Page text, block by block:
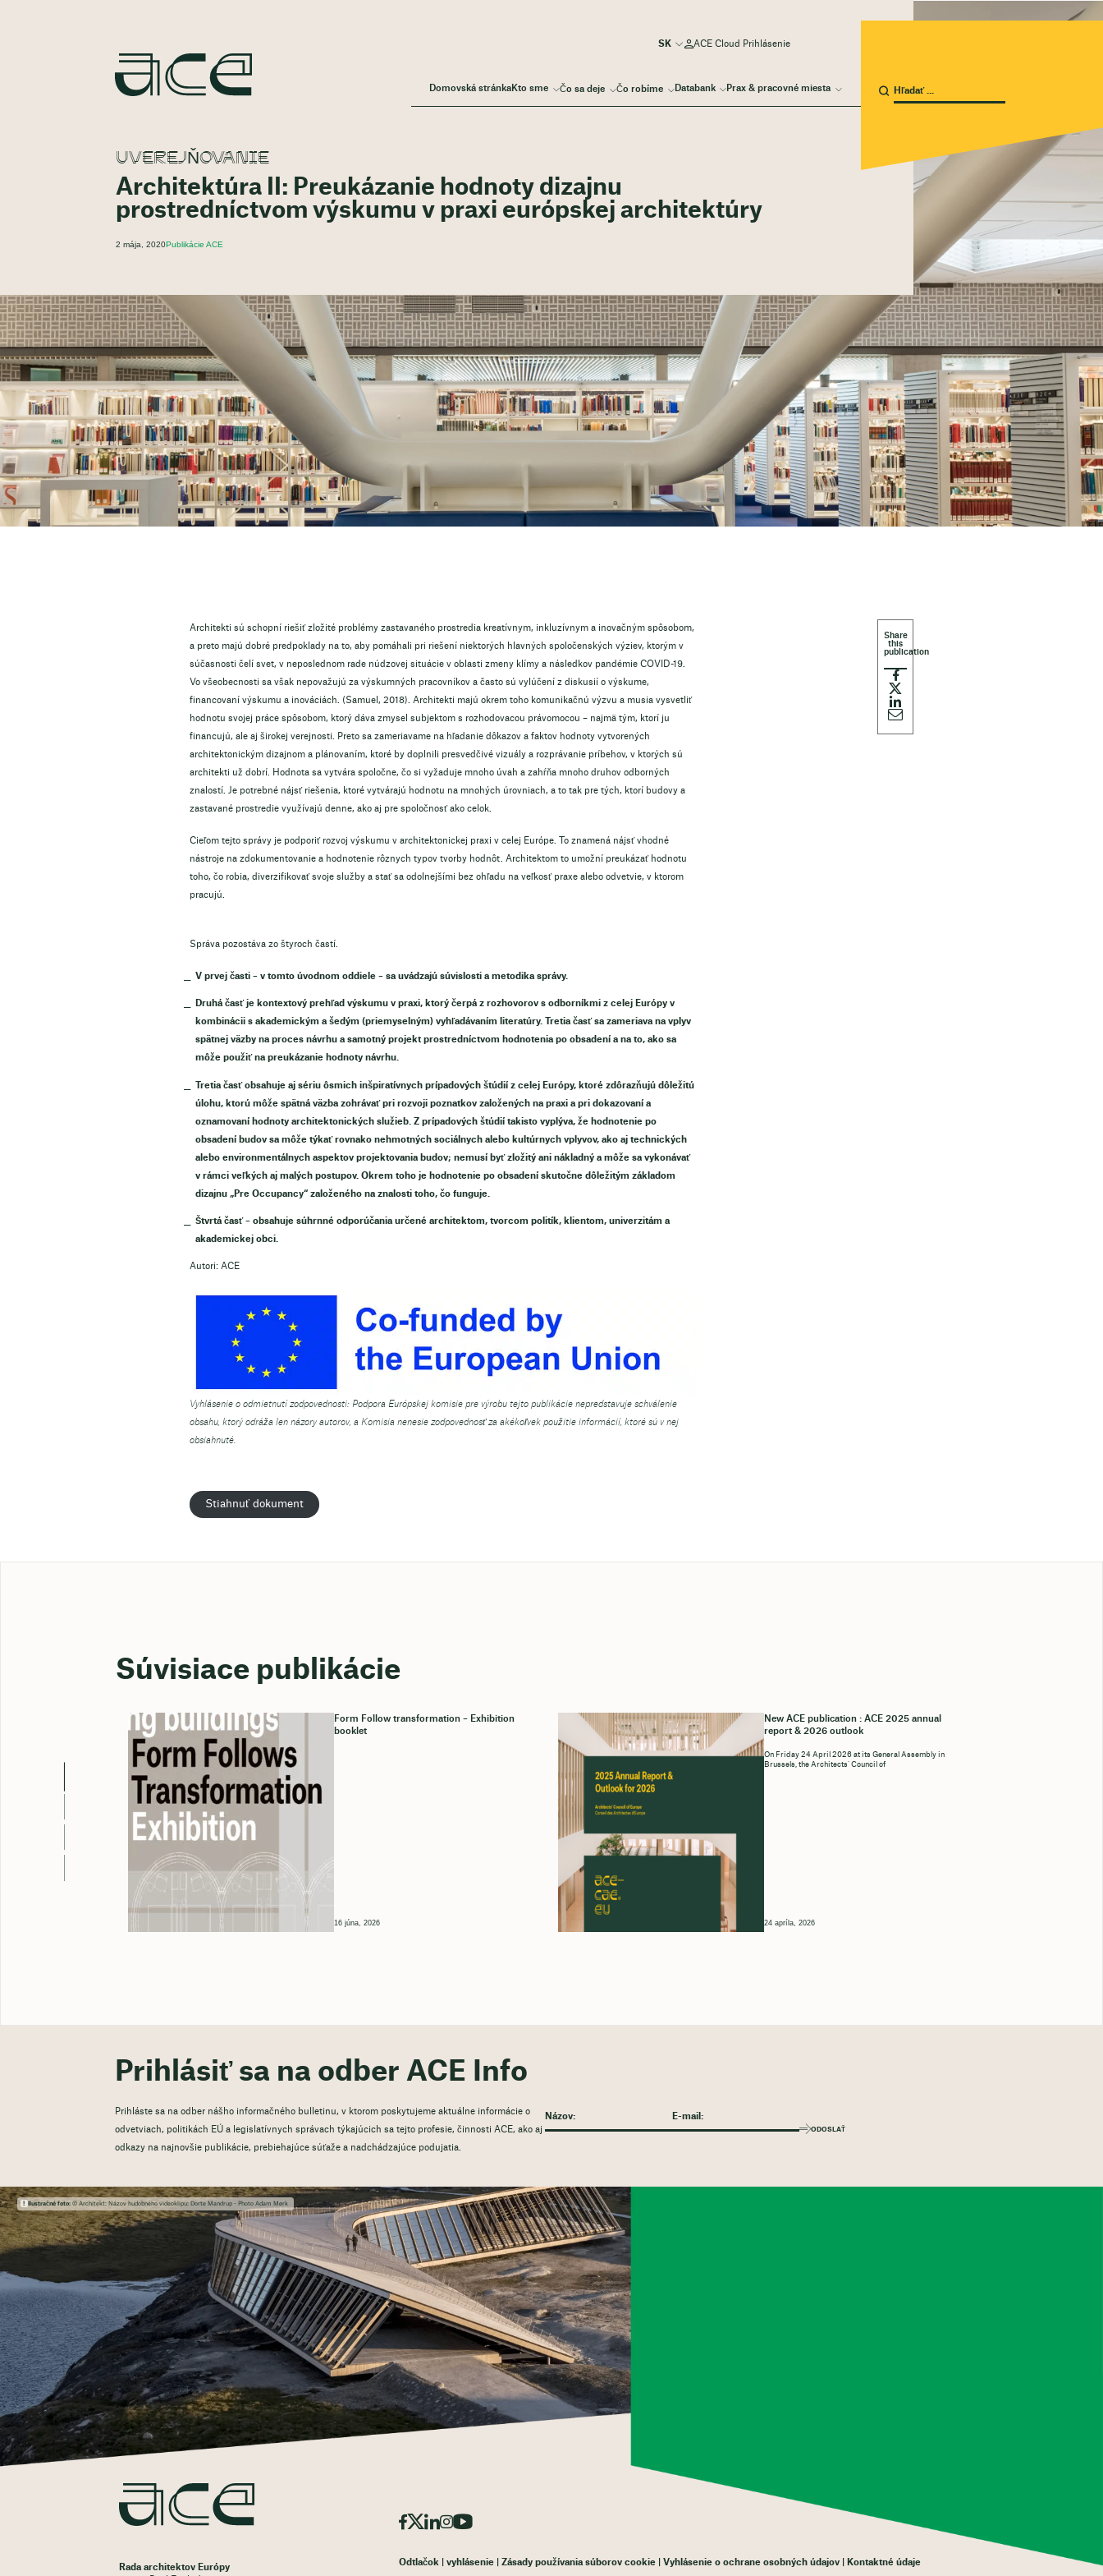
Domovská stránkaKto sme Čo sa deje Čo robíme Databank Prax & pracovné miesta
ACE Cloud Prihlásenie
UVEREJŇOVANIE
Architektúra II: Preukázanie hodnoty dizajnu
prostredníctvom výskumu v praxi európskej architektúry
2 mája, 2020Publikácie ACE
Architekti sú schopní riešiť zložité problémy zastavaného prostredia kreatívnym, inkluzívnym a inovačným spôsobom,
a preto majú dobré predpoklady na to, aby pomáhali pri riešení niektorých hlavných spoločenských výziev, ktorým v
súčasnosti čelí svet, v neposlednom rade núdzovej situácie v oblasti zmeny klímy a následkov pandémie COVID-19.
Vo všeobecnosti sa však nepovažujú za výskumných pracovníkov a často sú vylúčení z diskusií o výskume,
financovaní výskumu a inováciách. (Samuel, 2018). Architekti majú okrem toho komunikačnú výzvu a musia vysvetliť
hodnotu svojej práce spôsobom, ktorý dáva zmysel subjektom s rozhodovacou právomocou – najmä tým, ktorí ju
financujú, ale aj širokej verejnosti. Preto sa zameriavame na hľadanie dôkazov a faktov hodnoty vytvorených
architektonickým dizajnom a plánovaním, ktoré by doplnili presvedčivé vizuály a rozprávanie príbehov, v ktorých sú
architekti už dobrí. Hodnota sa vytvára spoločne, čo si vyžaduje mnoho úvah a zahŕňa mnoho druhov odborných
znalostí. Je potrebné nájsť riešenia, ktoré vytvárajú hodnotu na mnohých úrovniach, a to tak pre tých, ktorí budovy a
zastavané prostredie využívajú denne, ako aj pre spoločnosť ako celok.
Cieľom tejto správy je podporiť rozvoj výskumu v architektonickej praxi v celej Európe. To znamená nájsť vhodné
nástroje na zdokumentovanie a hodnotenie rôznych typov tvorby hodnôt. Architektom to umožní preukázať hodnotu
toho, čo robia, diverzifikovať svoje služby a stať sa odolnejšími bez ohľadu na veľkosť praxe alebo odvetvie, v ktorom
pracujú.
Správa pozostáva zo štyroch častí.
V prvej časti – v tomto úvodnom oddiele – sa uvádzajú súvislosti a metodika správy.
Druhá časť je kontextový prehľad výskumu v praxi, ktorý čerpá z rozhovorov s odborníkmi z celej Európy v
kombinácii s akademickým a šedým (priemyselným) vyhľadávaním literatúry. Tretia časť sa zameriava na vplyv
spätnej väzby na proces návrhu a samotný projekt prostredníctvom hodnotenia po obsadení a na to, ako sa
môže použiť na preukázanie hodnoty návrhu.
Tretia časť obsahuje aj sériu ôsmich inšpiratívnych prípadových štúdií z celej Európy, ktoré zdôrazňujú dôležitú
úlohu, ktorú môže spätná väzba zohrávať pri rozvoji poznatkov založených na praxi a pri dokazovaní a
oznamovaní hodnoty architektonických služieb. Z prípadových štúdií takisto vyplýva, že hodnotenie po
obsadení budov sa môže týkať rovnako nehmotných sociálnych alebo kultúrnych vplyvov, ako aj technických
alebo environmentálnych aspektov projektovania budov; nemusí byť zložitý ani nákladný a môže sa vykonávať
v rámci veľkých aj malých postupov. Okrem toho je hodnotenie po obsadení skutočne dôležitým základom
dizajnu „Pre Occupancy“ založeného na znalosti toho, čo funguje.
Štvrtá časť – obsahuje súhrnné odporúčania určené architektom, tvorcom politík, klientom, univerzitám a
akademickej obci.
Autori: ACE
Vyhlásenie o odmietnutí zodpovednosti: Podpora Európskej komisie pre výrobu tejto publikácie nepredstavuje schválenie
obsahu, ktorý odráža len názory autorov, a Komisia nenesie zodpovednosť za akékoľvek použitie informácií, ktoré sú v nej
obsiahnuté.
Stiahnuť dokument
Súvisiace publikácie
Form Follow transformation – Exhibition
booklet
16 júna, 2026
New ACE publication : ACE 2025 annual
report & 2026 outlook
On Friday 24 April 2026 at its General Assembly in
Brussels, the Architects’ Council of
24 apríla, 2026
Prihlásiť sa na odber ACE Info
Prihláste sa na odber nášho informačného bulletinu, v ktorom poskytujeme aktuálne informácie o
odvetviach, politikách EÚ a legislatívnych správach týkajúcich sa tejto profesie, činnosti ACE, ako aj
odkazy na najnovšie publikácie, prebiehajúce súťaže a nadchádzajúce podujatia.
ODOSLAŤ
Ilustračné foto:© Architekt: Názov hudobného videoklipu: Dorte Mandrup - Photo Adam Mørk
Rada architektov Európy
Odtlačok vyhlásenie Zásady používania súborov cookie Vyhlásenie o ochrane osobných údajov Kontaktné údaje